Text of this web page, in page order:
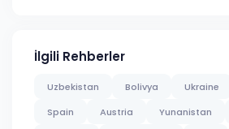
İlgili Rehberler
Uzbekistan Bolivya Ukraine
Spain
Austria Yunanistan